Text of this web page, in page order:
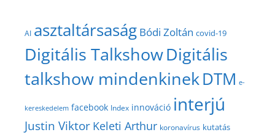
AI asztaltársaság Bódi Zoltán covid-19
Digitális TalkshowDigitális
talkshow mindenkinekDTM e-
kereskedelem facebook Index innováció interjú
Justin Viktor Keleti Arthur koronavírus kutatás